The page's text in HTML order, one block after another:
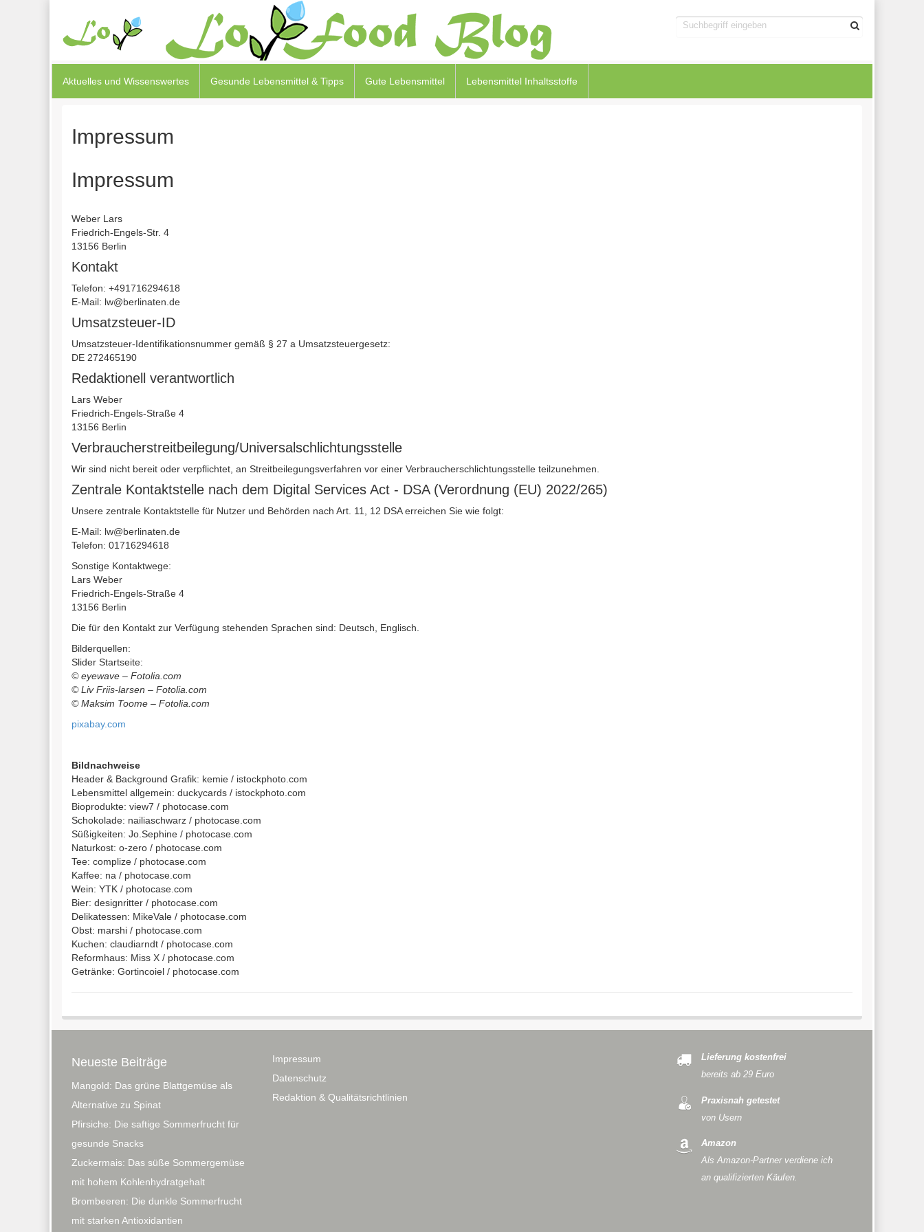
Aktuelles und Wissenswertes Gesunde Lebensmittel & Tipps Gute Lebensmittel Lebensmittel Inhaltsstoffe
Impressum
Impressum
Weber Lars
Friedrich-Engels-Str. 4
13156 Berlin
Kontakt
Telefon: +491716294618
E-Mail: lw@berlinaten.de
Umsatzsteuer-ID
Umsatzsteuer-Identifikationsnummer gemäß § 27 a Umsatzsteuergesetz:
DE 272465190
Redaktionell verantwortlich
Lars Weber
Friedrich-Engels-Straße 4
13156 Berlin
Verbraucher­streit­beilegung/Universal­schlichtungs­stelle
Wir sind nicht bereit oder verpflichtet, an Streitbeilegungsverfahren vor einer Verbraucherschlichtungsstelle teilzunehmen.
Zentrale Kontaktstelle nach dem Digital Services Act - DSA (Verordnung (EU) 2022/265)
Unsere zentrale Kontaktstelle für Nutzer und Behörden nach Art. 11, 12 DSA erreichen Sie wie folgt:
E-Mail: lw@berlinaten.de
Telefon: 01716294618
Sonstige Kontaktwege:
Lars Weber
Friedrich-Engels-Straße 4
13156 Berlin
Die für den Kontakt zur Verfügung stehenden Sprachen sind: Deutsch, Englisch.
Bilderquellen:
Slider Startseite:
© eyewave – Fotolia.com
© Liv Friis-larsen – Fotolia.com
© Maksim Toome – Fotolia.com
pixabay.com
Bildnachweise
Header & Background Grafik: kemie / istockphoto.com
Lebensmittel allgemein: duckycards / istockphoto.com
Bioprodukte: view7 / photocase.com
Schokolade: nailiaschwarz / photocase.com
Süßigkeiten: Jo.Sephine / photocase.com
Naturkost: o-zero / photocase.com
Tee: complize / photocase.com
Kaffee: na / photocase.com
Wein: YTK / photocase.com
Bier: designritter / photocase.com
Delikatessen: MikeVale / photocase.com
Obst: marshi / photocase.com
Kuchen: claudiarndt / photocase.com
Reformhaus: Miss X / photocase.com
Getränke: Gortincoiel / photocase.com
Neueste Beiträge
Mangold: Das grüne Blattgemüse als
Alternative zu Spinat
Pfirsiche: Die saftige Sommerfrucht für
gesunde Snacks
Zuckermais: Das süße Sommergemüse
mit hohem Kohlenhydratgehalt
Brombeeren: Die dunkle Sommerfrucht
mit starken Antioxidantien
Impressum
Datenschutz
Redaktion & Qualitätsrichtlinien
Lieferung kostenfrei
bereits ab 29 Euro
Praxisnah getestet
von Usern
Amazon
Als Amazon-Partner verdiene ich
an qualifizierten Käufen.